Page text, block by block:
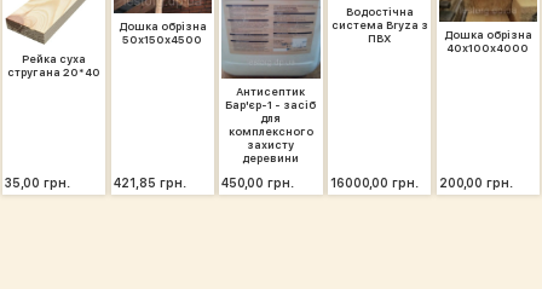
Рейка суха
стругана 20*40
35,00 грн.
Дошка обрізна
50х150х4500
421,85 грн.
Антисептик
Бар'єр-1 - засіб
для
комплексного
захисту
деревини
450,00 грн.
Водостічна
система Bryza з
ПВХ
16000,00 грн.
Дошка обрізна
40х100х4000
200,00 грн.